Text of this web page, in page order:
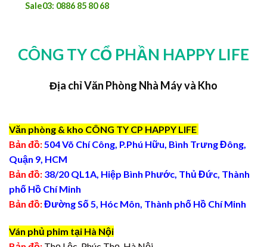
Sale03: 0886 85 80 68
CÔNG TY CỔ PHẦN HAPPY LIFE
Địa chỉ Văn Phòng Nhà Máy và Kho
Văn phòng & kho CÔNG TY CP HAPPY LIFE
Bản đồ:504 Võ Chí Công, P.Phú Hữu, Bình Trưng Đông,
Quận 9, HCM
Bản đồ: 38/20 QL1A, Hiệp Bình Phước, Thủ Đức, Thành
phố Hồ Chí Minh
Bản đồ:Đường Số 5, Hóc Môn, Thành phố Hồ Chí Minh
Ván phủ phim tại Hà Nội